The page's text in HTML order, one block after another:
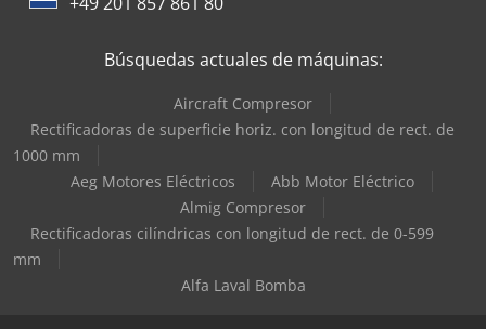
Búsquedas actuales de máquinas:
Aircraft Compresor
Rectificadoras de superficie horiz. con longitud de rect. de
1000 mm
Aeg Motores Eléctricos
Abb Motor Eléctrico
Almig Compresor
Rectificadoras cilíndricas con longitud de rect. de 0-599
mm
Alfa Laval Bomba